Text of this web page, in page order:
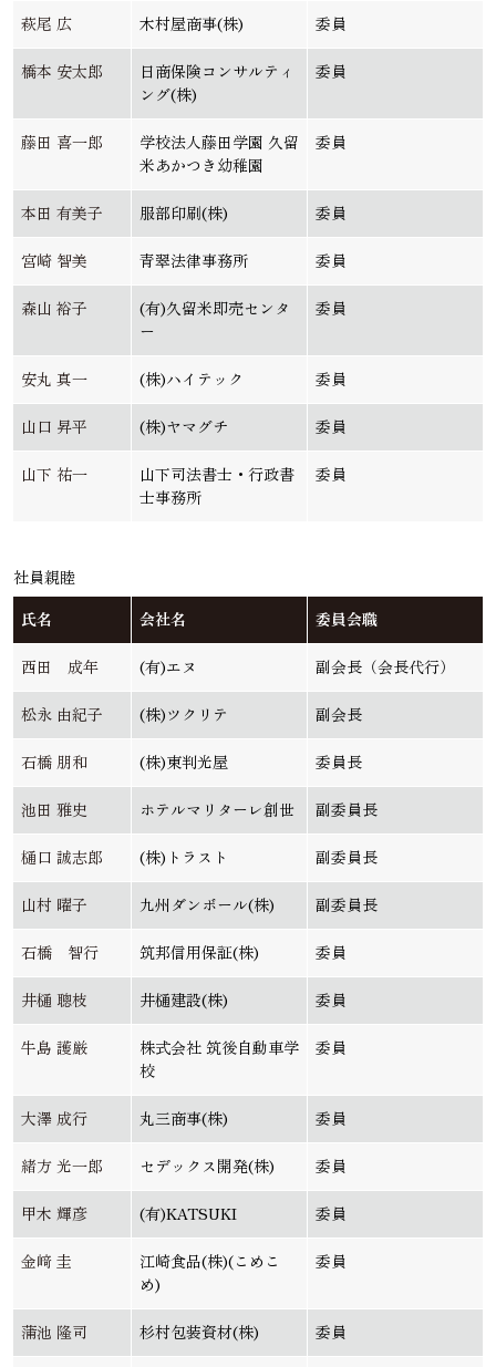
萩尾 広 木村屋商事(株) 委員
橋本 安太郎
日商保険コンサルティ
ング(株)
委員
藤田 喜一郎
学校法人藤田学園 久留
米あかつき幼稚園
委員
本田 有美子 服部印刷(株) 委員
宮崎 智美 青翠法律事務所 委員
森山 裕子
(有)久留米即売センタ
ー
委員
安丸 真一 (株)ハイテック 委員
山口 昇平 (株)ヤマグチ 委員
山下 祐一
山下司法書士・行政書
士事務所
委員
社員親睦
氏名
会社名 委員会職
西田 成年 (有)エヌ 副会長（会長代行）
松永 由紀子 (株)ツクリテ 副会長
石橋 朋和 (株)東判光屋 委員長
池田 雅史 ホテルマリターレ創世 副委員長
樋口 誠志郎 (株)トラスト 副委員長
山村 曜子 九州ダンボール(株) 副委員長
石橋 智行 筑邦信用保証(株) 委員
井樋 聰枝 井樋建設(株) 委員
牛島 護厳
株式会社 筑後自動車学
校
委員
大澤 成行 丸三商事(株) 委員
緒方 光一郎 セデックス開発(株) 委員
甲木 輝彦 (有)KATSUKI 委員
金﨑 圭
江崎食品(株)(こめこ
め)
委員
蒲池 隆司 杉村包装資材(株) 委員